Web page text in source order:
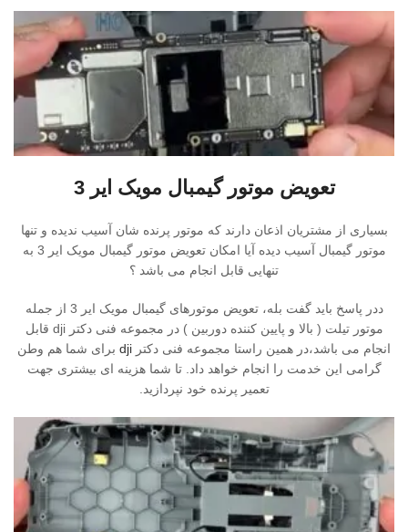
تعویض موتور گیمبال مویک ایر 3
بسیاری از مشتریان اذعان دارند که موتور پرنده شان آسیب ندیده و تنها
موتور گیمبال آسیب دیده آیا امکان تعویض موتور گیمبال مویک ایر 3 به
تنهایی قابل انجام می باشد ؟
ددر پاسخ باید گفت بله، تعویض موتورهای گیمبال مویک ایر 3 از جمله
موتور تیلت ( بالا و پایین کننده دوربین ) در مجموعه فنی دکتر dji قابل
انجام می باشد،در همین راستا مجموعه فنی دکتر dji برای شما هم وطن
گرامی این خدمت را انجام خواهد داد. تا شما هزینه ای بیشتری جهت
تعمیر پرنده خود نپردازید.